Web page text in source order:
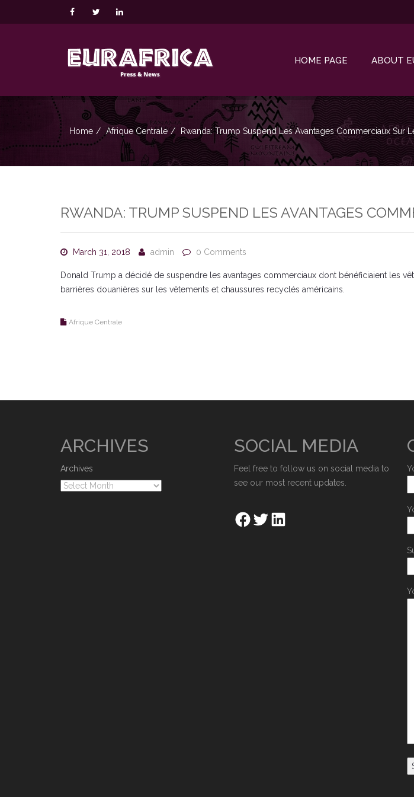
HOME PAGE ABOUT
Home Afrique Centrale Rwanda: Trump Suspend Les Avantages Commerciaux Sur
RWANDA: TRUMP SUSPEND LES AVANTAGES
March 31, 2018 admin 0 Comments
Donald Trump a décidé de suspendre les avantages commerciaux dont bénéficiaient les
barrières douanières sur les vêtements et chaussures recyclés américains.
Afrique Centrale
ARCHIVES
Archives
SOCIAL MEDIA
Feel free to follow us on social media to
see our most recent updates.